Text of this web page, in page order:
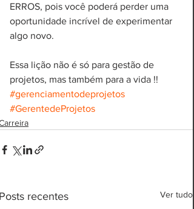
ERROS, pois você poderá perder uma
oportunidade incrível de experimentar
algo novo.
Essa lição não é só para gestão de
projetos, mas também para a vida !!
#gerenciamentodeprojetos
#GerentedeProjetos
recentes Ver tudo